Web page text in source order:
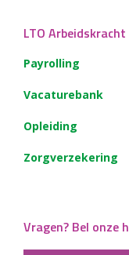
LTO
Payrolling
Vacaturebank
Opleiding
Zorgverzekering
Vragen? Bel onze